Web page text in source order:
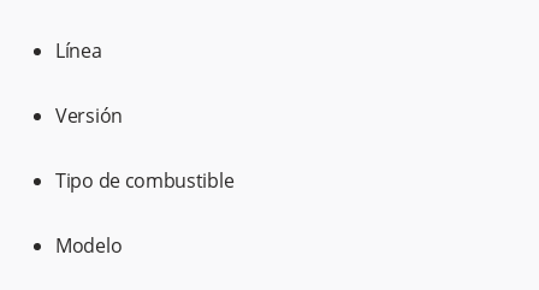
Línea
Versión
Tipo de combustible
Modelo